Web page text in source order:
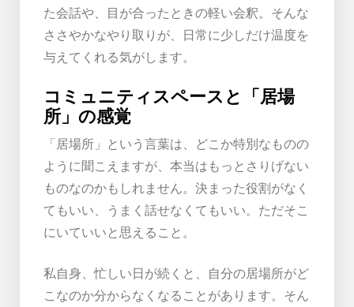
た会話や、目が合ったときの軽い会釈。そんな
ささやかなやり取りが、日常に少しだけ温度を
与えてくれる気がします。
コミュニティスペースと「居場
所」の感覚
「居場所」という言葉は、どこか特別なものの
ように聞こえますが、本当はもっとさりげない
ものなのかもしれません。決まった役割がなく
てもいい、うまく話せなくてもいい。ただそこ
にいていいと思えること。
私自身、忙しい日が続くと、自分の居場所がど
こなのか分からなくなることがあります。そん